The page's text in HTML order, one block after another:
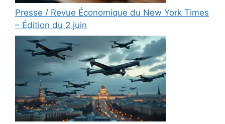
Presse / Revue Économique du New York Times
– Édition du 2 juin